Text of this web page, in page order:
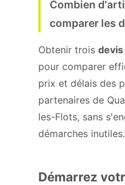
Combien
comparer les
Obtenir trois devis
pour comparer
prix et délais des
partenaires de
les-Flots, sans
démarches inutiles.
Démarrez